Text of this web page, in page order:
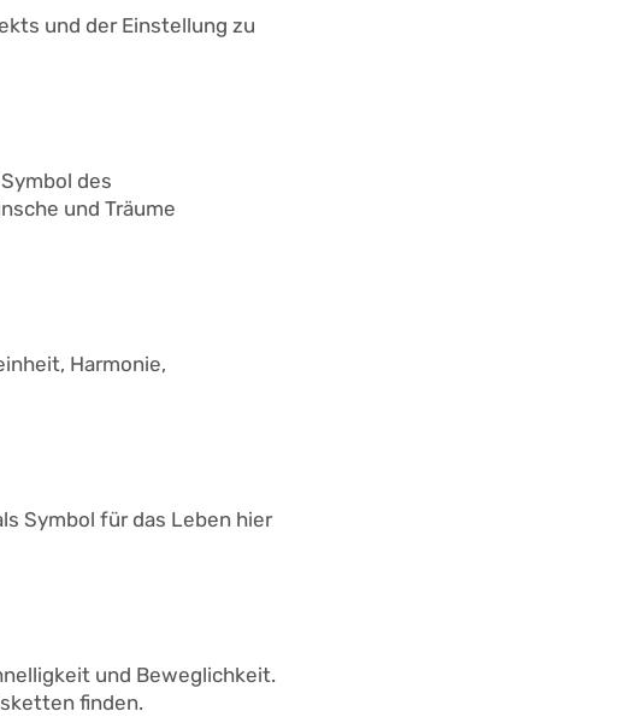
und der Einstellung zu
des
und Träume
Harmonie,
Symbol für das Leben hier
und Beweglichkeit.
finden.